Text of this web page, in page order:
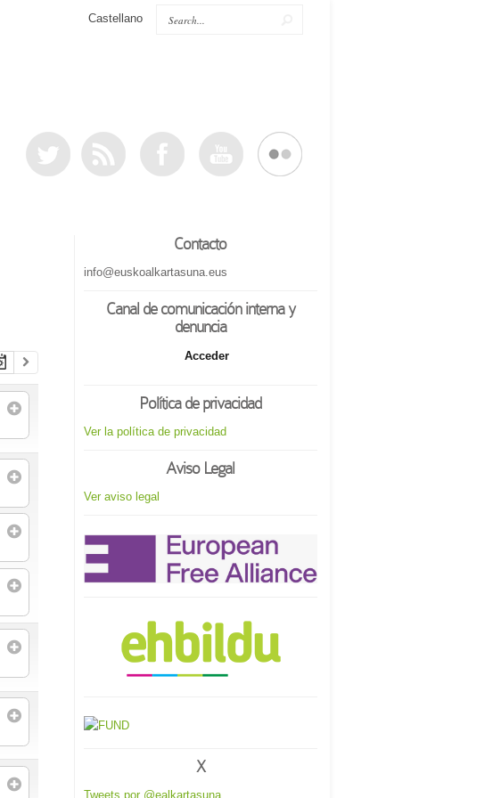
Castellano
Contacto
info@euskoalkartasuna.eus
Canal de comunicación interna y
denuncia
Acceder
Política de privacidad
Ver la política de privacidad
Aviso Legal
Ver aviso legal
X
Tweets por @ealkartasuna